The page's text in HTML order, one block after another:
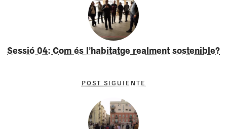
Sessió 04: Com és l’habitatge realment sostenible?
POST SIGUIENTE